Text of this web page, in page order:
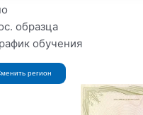
образца
обучения